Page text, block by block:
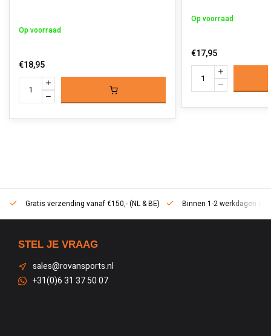
Op voorraad
€18,95
Op voorraad
€17,95
Gratis verzending vanaf €150,- (NL & BE) Binnen 1-2 werkdagen in
STEL JE VRAAG
sales@rovansports.nl
+31(0)6 31 37 50 07